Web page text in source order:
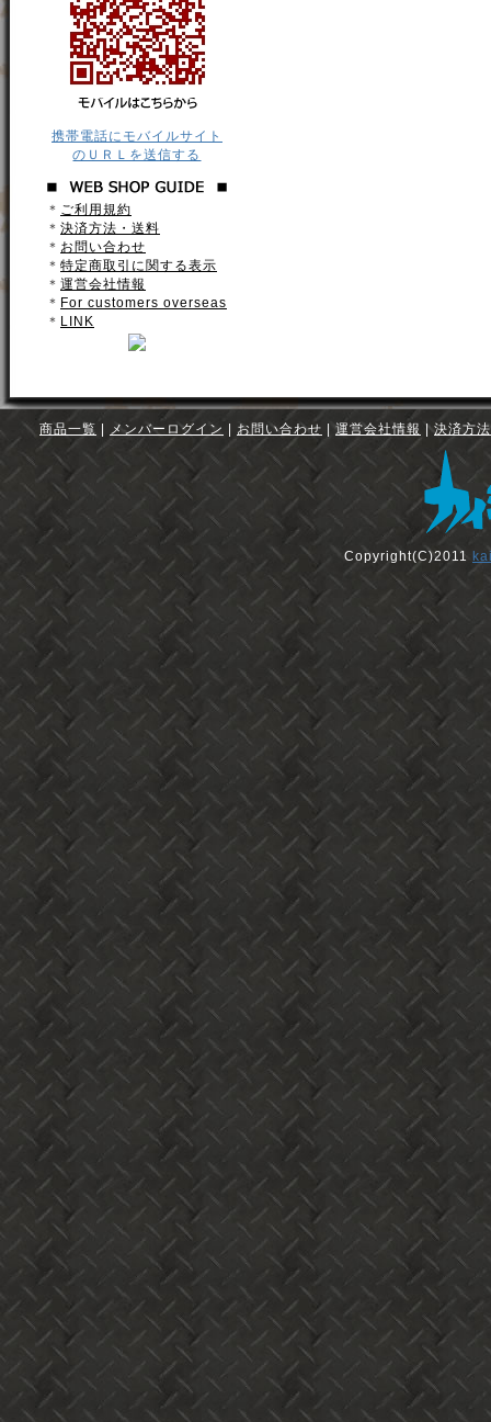
携帯電話にモバイルサイト
のＵＲＬを送信する
＊ ご利用規約
＊ 決済方法・送料
＊ お問い合わせ
＊ 特定商取引に関する表示
＊ 運営会社情報
＊ For customers overseas
＊ LINK
商品一覧 メンバーログイン お問い合わせ 運営会社情報 |決済方
Copyright(C)2011